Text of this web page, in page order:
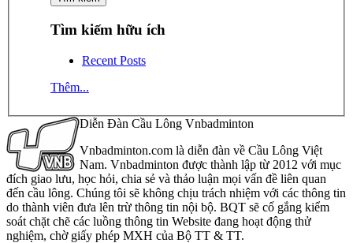
Tìm kiếm hữu ích
Recent Posts
Thêm...
Diễn Đàn Cầu Lông Vnbadminton
Vnbadminton.com là diễn đàn về Cầu Lông Việt
Nam. Vnbadminton được thành lập từ 2012 với mục
đích giao lưu, học hỏi, chia sẻ và thảo luận mọi vấn đề liên quan
đến cầu lông. Chúng tôi sẽ không chịu trách nhiệm với các thông tin
do thành viên đưa lên trừ thông tin nội bộ. BQT sẽ cố gắng kiểm
soát chặt chẽ các luồng thông tin Website đang hoạt động thử
nghiệm, chờ giấy phép MXH của Bộ TT & TT.